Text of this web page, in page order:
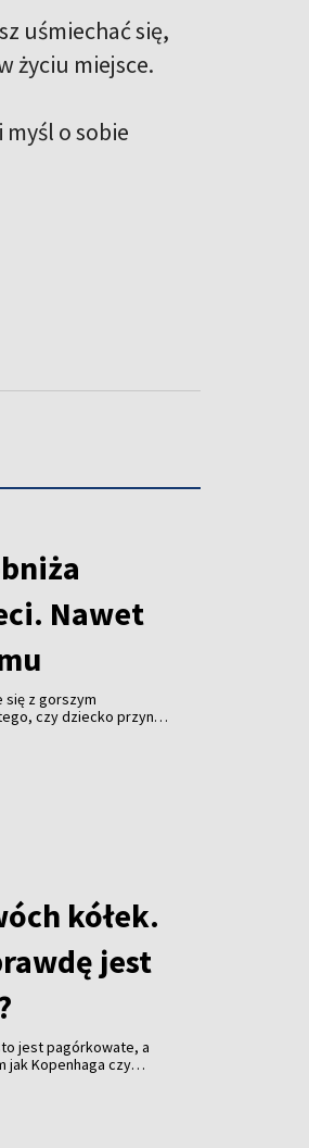
uśmiechać się,
życiu miejsce.
o sobie
Nawet
się z gorszym
czy dziecko przynosi
kółek.
jest
jest pagórkowate, a
jak Kopenhaga czy
z centrum prosto do
że Wilno